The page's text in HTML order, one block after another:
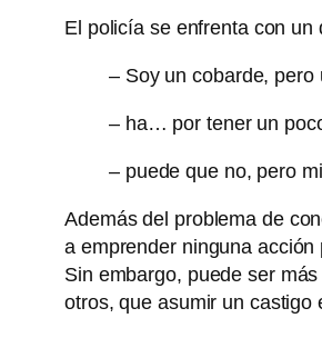
El policía se enfrenta con
– Soy un cobarde,
– ha… por tener un
– puede que no, pero
Además del problema de
a emprender ninguna
Sin embargo, puede ser
otros, que asumir un castigo